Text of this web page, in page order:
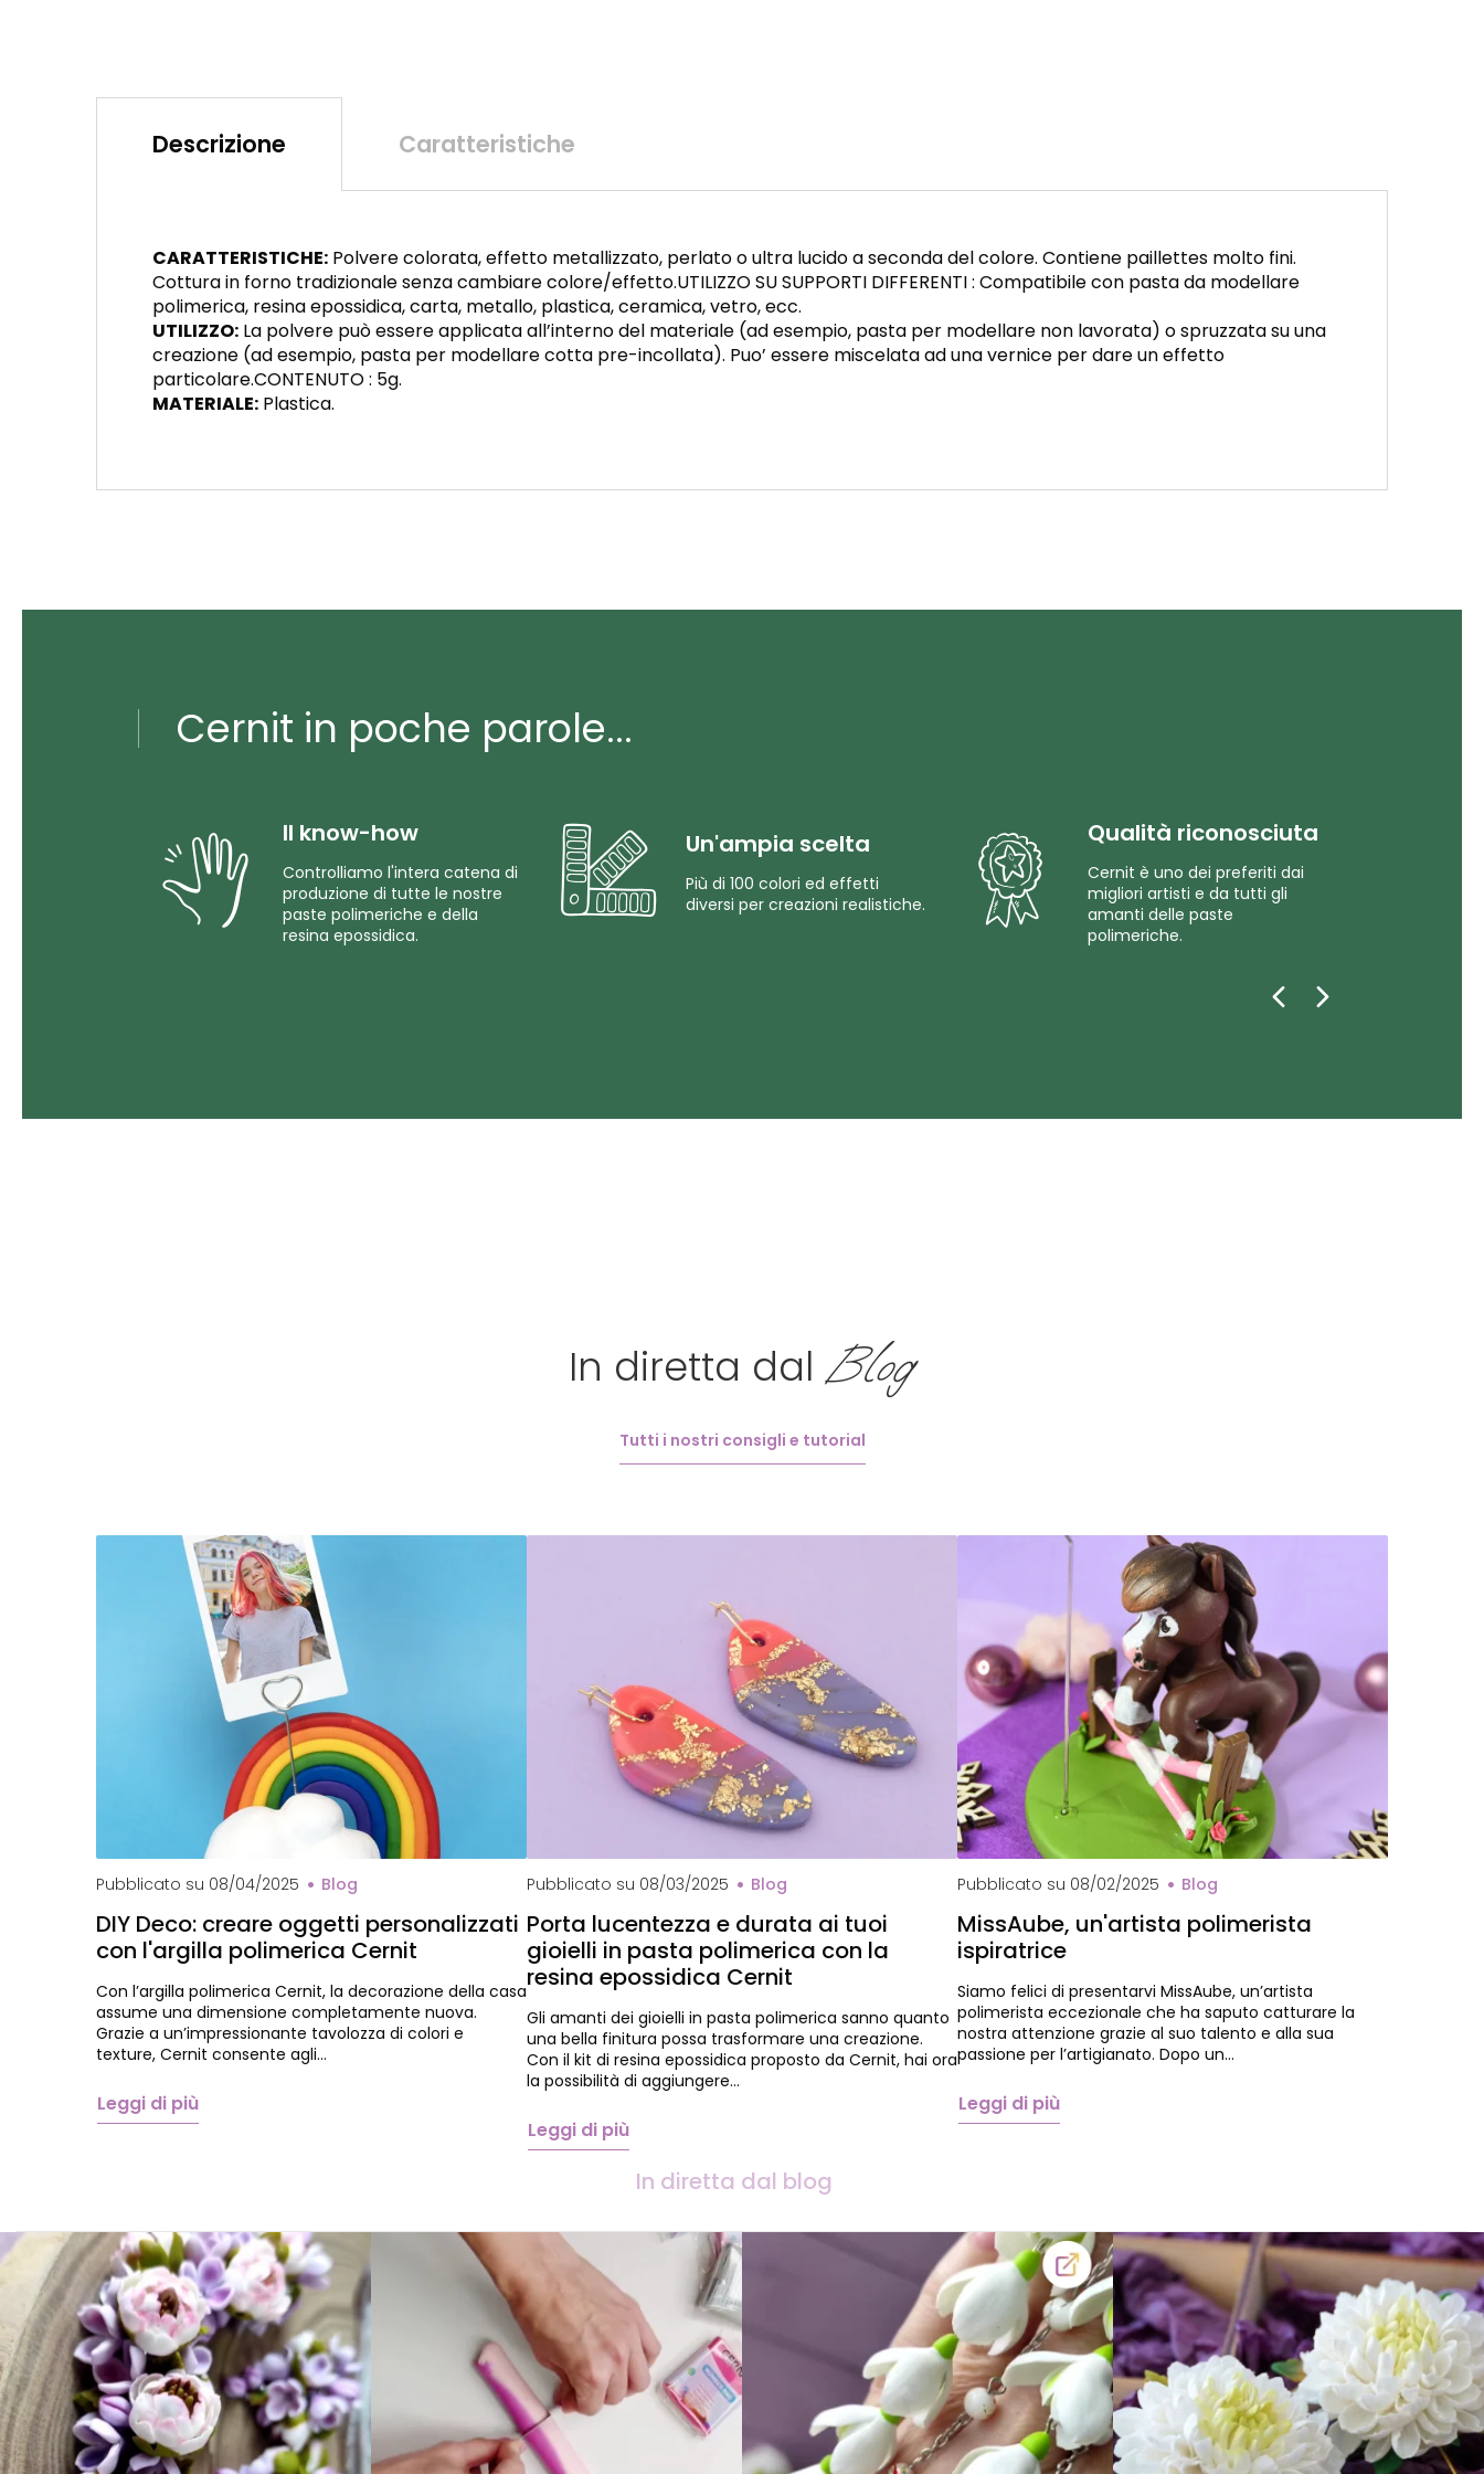
Descrizione Caratteristiche
CARATTERISTICHE: Polvere colorata, effetto metallizzato, perlato o ultra lucido a seconda del colore. Contiene paillettes molto fini.
Cottura in forno tradizionale senza cambiare colore/effetto.UTILIZZO SU SUPPORTI DIFFERENTI : Compatibile con pasta da modellare
polimerica, resina epossidica, carta, metallo, plastica, ceramica, vetro, ecc.
UTILIZZO: La polvere può essere applicata all’interno del materiale (ad esempio, pasta per modellare non lavorata) o spruzzata su una
creazione (ad esempio, pasta per modellare cotta pre-incollata). Puo’ essere miscelata ad una vernice per dare un effetto
particolare.CONTENUTO : 5g.
MATERIALE: Plastica.
Cernit in poche parole...
Il know-how
Controlliamo l'intera catena di
produzione di tutte le nostre
paste polimeriche e della
resina epossidica.
Un'ampia scelta
Più di 100 colori ed effetti
diversi per creazioni realistiche.
Qualità riconosciuta
Cernit è uno dei preferiti dai
migliori artisti e da tutti gli
amanti delle paste
polimeriche.
In diretta dal blog
In diretta dal Blog
Tutti i nostri consigli e tutorial
Pubblicato su 08/04/2025 Blog
DIY Deco: creare oggetti personalizzati
con l'argilla polimerica Cernit
Con l’argilla polimerica Cernit, la decorazione della casa
assume una dimensione completamente nuova.
Grazie a un’impressionante tavolozza di colori e
texture, Cernit consente agli…
Leggi di più
Pubblicato su 08/03/2025 Blog
Porta lucentezza e durata ai tuoi
gioielli in pasta polimerica con la
resina epossidica Cernit
Gli amanti dei gioielli in pasta polimerica sanno quanto
una bella finitura possa trasformare una creazione.
Con il kit di resina epossidica proposto da Cernit, hai ora
la possibilità di aggiungere…
Leggi di più
Pubblicato su 08/02/2025 Blog
MissAube, un'artista polimerista
ispiratrice
Siamo felici di presentarvi MissAube, un’artista
polimerista eccezionale che ha saputo catturare la
nostra attenzione grazie al suo talento e alla sua
passione per l’artigianato. Dopo un…
Leggi di più